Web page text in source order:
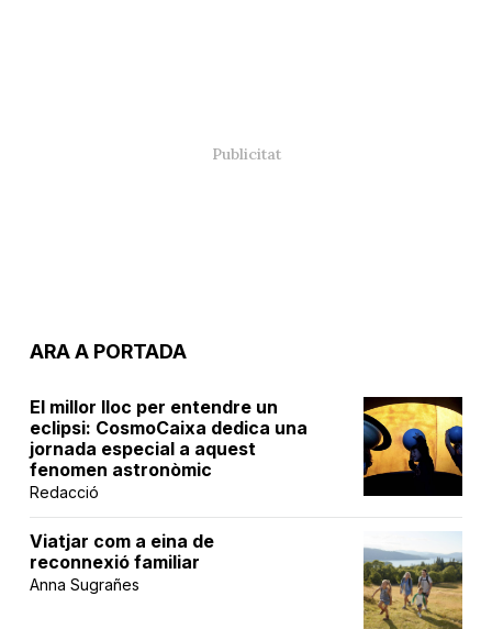
ARA A PORTADA
El millor lloc per entendre un
eclipsi: CosmoCaixa dedica una
jornada especial a aquest
fenomen astronòmic
Redacció
Viatjar com a eina de
reconnexió familiar
Anna Sugrañes